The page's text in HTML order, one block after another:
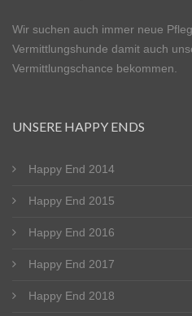
Wir suchen auch immer neue
Vermittlungshunde damit auch
Vermittlungschance bekommen.
UNSERE HAPPY ENDS
Happy End 2014
Happy End 2015
Happy End 2016
Happy End 2017
Happy End 2018